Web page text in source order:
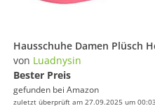
von Luadnysin
Bester Preis
gefunden bei Amazon
zuletzt überprüft am 27.09.2025 um